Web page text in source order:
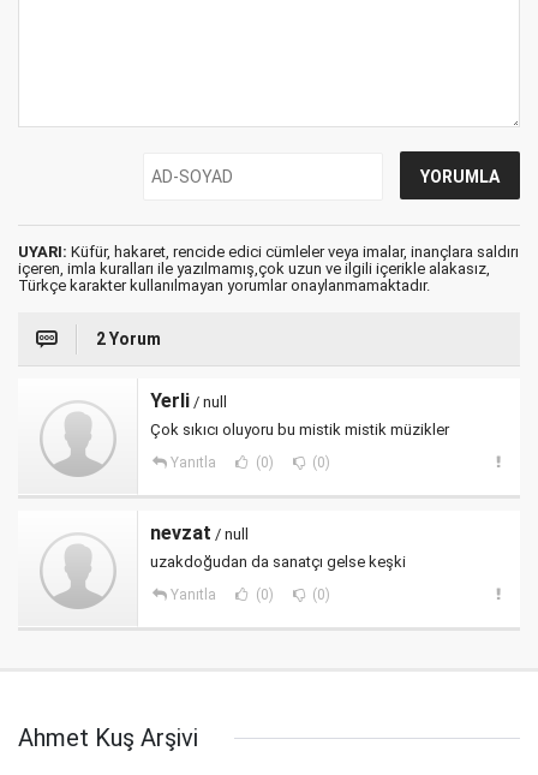
UYARI: Küfür, hakaret, rencide edici cümleler veya imalar, inançlara saldırı
içeren, imla kuralları ile yazılmamış,çok uzun ve ilgili içerikle alakasız,
Türkçe karakter kullanılmayan yorumlar onaylanmamaktadır.
2 Yorum
Yerli / null
Çok sıkıcı oluyoru bu mistik mistik müzikler
Yanıtla (0) (0)
nevzat / null
uzakdoğudan da sanatçı gelse keşki
Yanıtla (0) (0)
Ahmet Kuş Arşivi